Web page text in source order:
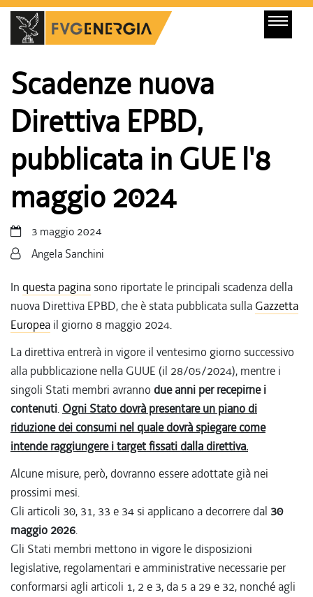
Scadenze nuova
Direttiva EPBD,
pubblicata in GUE l'8
maggio 2024
3 maggio 2024
Angela Sanchini
In questa pagina sono riportate le principali scadenza della
nuova Direttiva EPBD, che è stata pubblicata sulla Gazzetta
Europea il giorno 8 maggio 2024.
La direttiva entrerà in vigore il ventesimo giorno successivo
alla pubblicazione nella GUUE (il 28/05/2024), mentre i
singoli Stati membri avranno due anni per recepirne i
contenuti. Ogni Stato dovrà presentare un piano di
riduzione dei consumi nel quale dovrà spiegare come
intende raggiungere i target fissati dalla direttiva.
Alcune misure, però, dovranno essere adottate già nei
prossimi mesi.
Gli articoli 30, 31, 33 e 34 si applicano a decorrere dal 30
maggio 2026.
Gli Stati membri mettono in vigore le disposizioni
legislative, regolamentari e amministrative necessarie per
conformarsi agli articoli 1, 2 e 3, da 5 a 29 e 32, nonché agli